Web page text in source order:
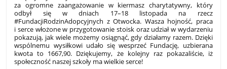
za ogromne zaangażowanie w kiermasz charytatywny, który
odbył się w dniach 17–18 listopada na rzecz
#FundacjiRodzinAdopcyjnych z Otwocka. Wasza hojność, praca
i serce włożone w przygotowanie stoisk oraz udział w wydarzeniu
pokazują, jak wiele możemy osiągnąć, gdy działamy razem. Dzięki
wspólnemu wysiłkowi udało się wesprzeć Fundację, uzbierana
kwota to 1667,90. Dziękujemy, że kolejny raz pokazaliście, iż
społeczność naszej szkoły ma wielkie serce!